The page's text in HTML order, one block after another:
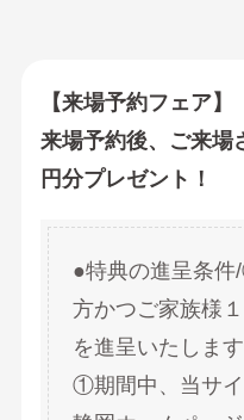
【来場予約フェア】
来場予約後、ご来場
円分プレゼント！
●特典の進呈条
方かつご家族様
を進呈いたします
①期間中、当サ